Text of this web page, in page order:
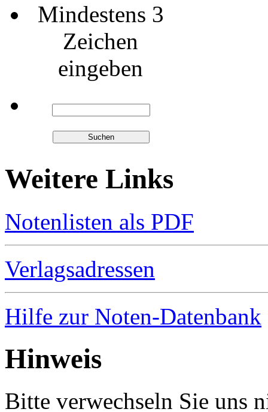
Mindestens 3
Zeichen
eingeben
Weitere Links
Notenlisten als PDF
Verlagsadressen
Hilfe zur Noten-Datenbank
Hinweis
Bitte verwechseln Sie uns